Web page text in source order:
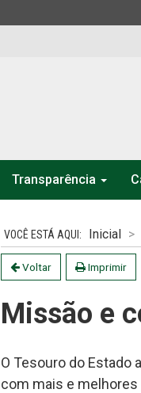
Transparência
Inicial
Voltar Imprimir
Missão e
O Tesouro do Estado
com mais e